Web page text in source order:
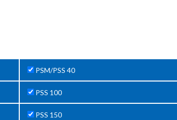
PSM/PSS 40
PSS 100
PSS 150